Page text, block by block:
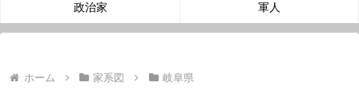
政治家 軍人
ホーム 家系図 岐阜県